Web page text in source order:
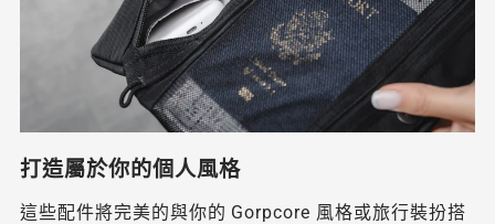
打造屬於你的個人風格
這些配件將完美的與你的 Gorpcore 風格或旅行裝扮搭